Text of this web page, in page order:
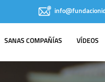
SANAS COMPAÑÍAS VÍDEOS